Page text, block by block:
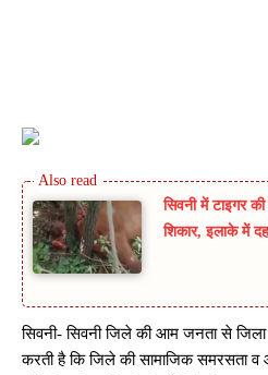
सिवनी में टाइगर
शिकार, इलाके में
सिवनी- सिवनी जिले की आम जनता से
करती है कि जिले की सामाजिक समरसता व